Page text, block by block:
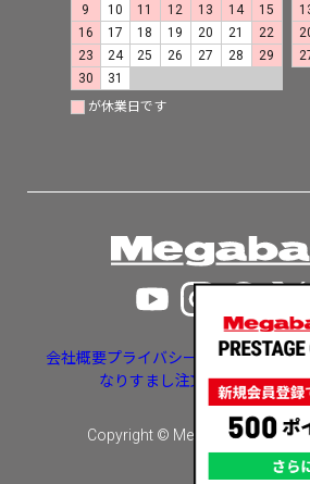
9
10 11 12 13 14
15
16
17 18 19 20 21
22
23
24 25 26 27 28
29
30
31
が休業日です
会社概要プライバシーポリシー特定商
なりすまし注文・いたずら注
Copyright © Megabass inc. All